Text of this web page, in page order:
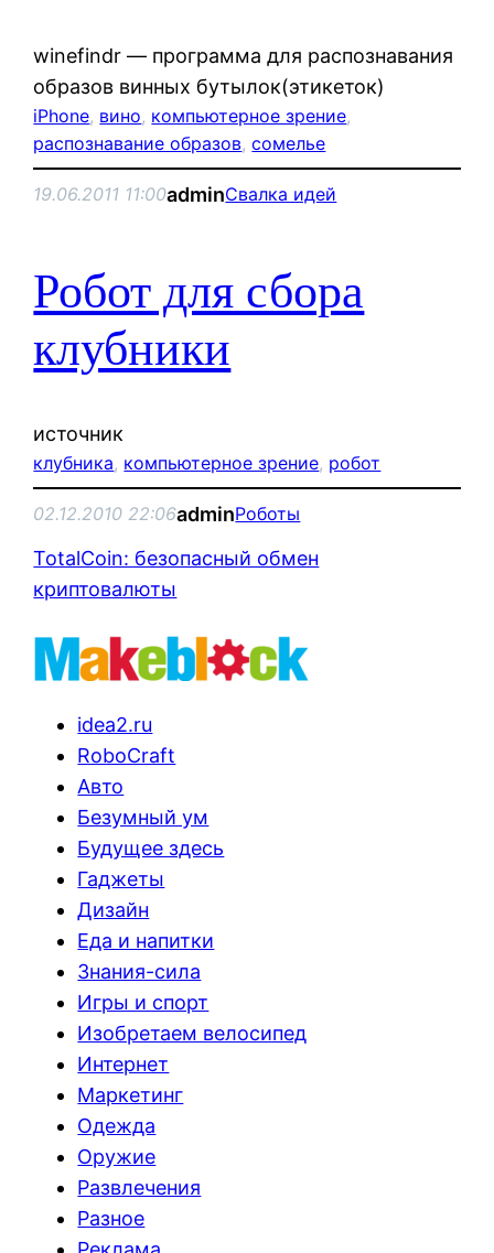
winefindr — программа для распознавания
образов винных бутылок(этикеток)
iPhone, вино, компьютерное зрение
распознавание образов, сомелье
19.06.2011 11:00adminСвалка идей
Робот для сбора
клубники
источник
клубника, компьютерное зрение, робот
02.12.2010 22:06adminРоботы
TotalCoin: безопасный обмен
криптовалюты
idea2.ru
RoboCraft
Авто
Безумный ум
Будущее здесь
Гаджеты
Дизайн
Еда и напитки
Знания-сила
Игры и спорт
Изобретаем велосипед
Интернет
Маркетинг
Одежда
Оружие
Развлечения
Разное